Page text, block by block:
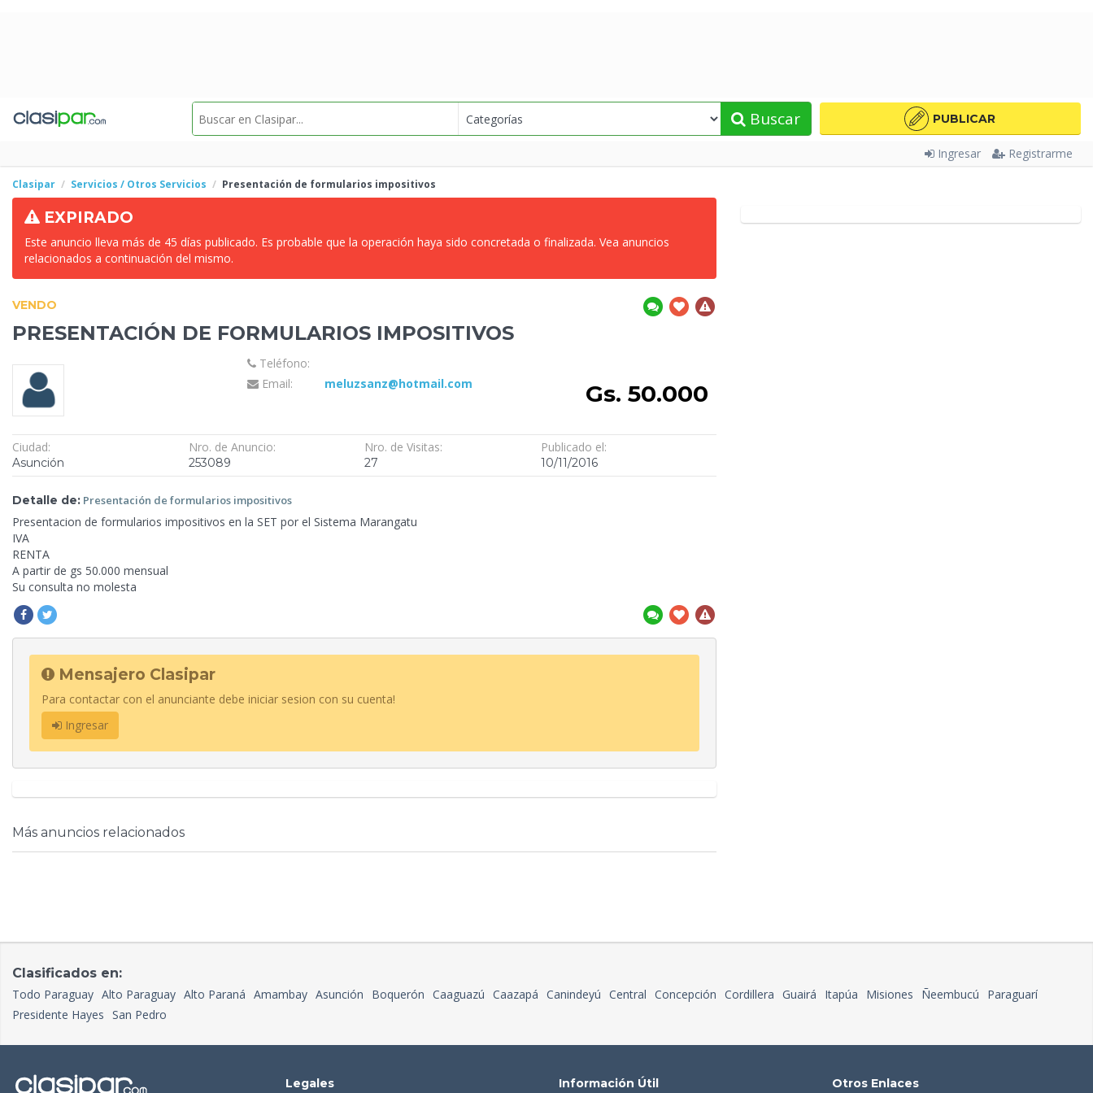
Buscar PUBLICAR
Ingresar Registrarme
Clasipar Servicios / Otros Servicios Presentación de formularios impositivos
EXPIRADO
Este anuncio lleva más de 45 días publicado. Es probable que la operación haya sido concretada o finalizada. Vea anuncios
relacionados a continuación del mismo.
VENDO
PRESENTACIÓN DE FORMULARIOS IMPOSITIVOS
Teléfono:
Email:
meluzsanz@hotmail.com Gs. 50.000
Ciudad:
Asunción
Nro. de Anuncio:
253089
Nro. de Visitas:
27
Publicado el:
10/11/2016
Detalle de: Presentación de formularios impositivos
Presentacion de formularios impositivos en la SET por el Sistema Marangatu
IVA
RENTA
A partir de gs 50.000 mensual
Su consulta no molesta
Mensajero Clasipar
Para contactar con el anunciante debe iniciar sesion con su cuenta!
Ingresar
Más anuncios relacionados
Clasificados en:
Todo Paraguay Alto Paraguay Alto Paraná Amambay Asunción Boquerón Caaguazú Caazapá Canindeyú Central Concepción Cordillera Guairá Itapúa Misiones Ñeembucú
Paraguarí
Presidente Hayes San Pedro
Legales Información Útil Otros Enlaces